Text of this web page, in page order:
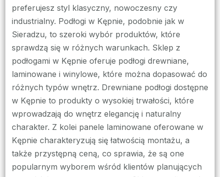
preferujesz styl klasyczny, nowoczesny czy
industrialny. Podłogi w Kępnie, podobnie jak w
Sieradzu, to szeroki wybór produktów, które
sprawdzą się w różnych warunkach. Sklep z
podłogami w Kępnie oferuje podłogi drewniane,
laminowane i winylowe, które można dopasować do
różnych typów wnętrz. Drewniane podłogi dostępne
w Kępnie to produkty o wysokiej trwałości, które
wprowadzają do wnętrz elegancję i naturalny
charakter. Z kolei panele laminowane oferowane w
Kępnie charakteryzują się łatwością montażu, a
także przystępną ceną, co sprawia, że są one
popularnym wyborem wśród klientów planujących